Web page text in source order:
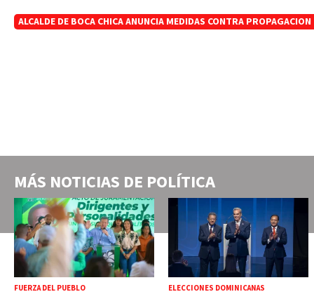
ALCALDE DE BOCA CHICA ANUNCIA MEDIDAS CONTRA
MÁS NOTICIAS DE POLÍTICA
FUERZA DEL PUEBLO ELECCIONES DOMINICANAS